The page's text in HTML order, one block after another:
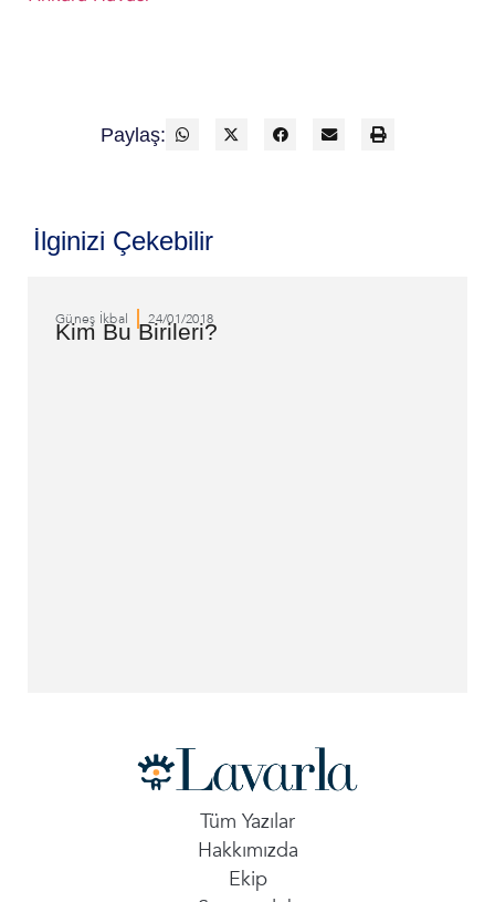
Paylaş:
İlginizi Çekebilir
Güneş İkbal 24/01/2018
Kim Bu Birileri?
Tüm Yazılar
Hakkımızda
Ekip